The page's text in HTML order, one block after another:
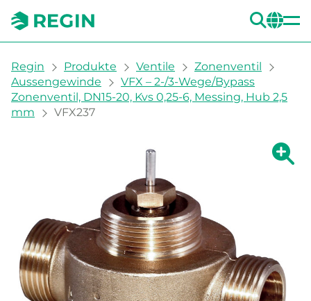
You are here:
Regin Produkte Ventile
Zonenventil
Aussengewinde
VFX – 2-/3-Wege/Bypass
Zonenventil, DN15-20, Kvs 0,25-6, Messing, Hub 2,5
mm
VFX237
Zeige